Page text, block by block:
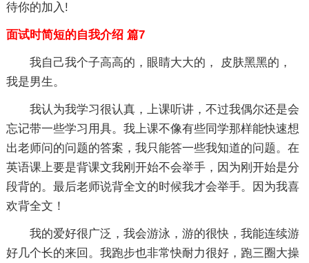
待你的加入!
面试时简短的自我介绍 篇7
我自己我个子高高的，眼睛大大的， 皮肤黑黑的，
我是男生。
我认为我学习很认真，上课听讲，不过我偶尔还是会
忘记带一些学习用具。我上课不像有些同学那样能快速想
出老师问的问题的答案，我只能答一些我知道的问题。在
英语课上要是背课文我刚开始不会举手，因为刚开始是分
段背的。最后老师说背全文的时候我才会举手。因为我喜
欢背全文！
我的爱好很广泛，我会游泳，游的很快，我能连续游
好几个长的来回。我跑步也非常快耐力很好，跑三圈大操